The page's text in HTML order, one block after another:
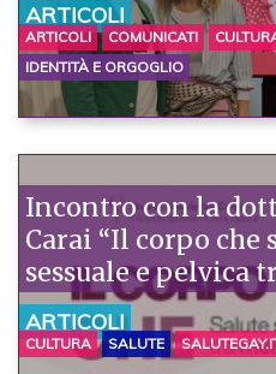
ARTICOLI
ARTICOLI COMUNICATI
IDENTITÀ E ORGOGLIO
Incontro con la
Carai “Il corpo che
sessuale e pelvica
corpo”
ARTICOLI
CULTURA SALUTE